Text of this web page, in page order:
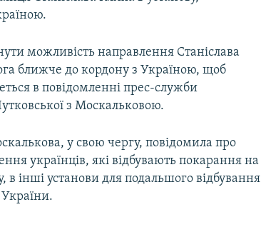
можливість направлення Станіслава
ближче до кордону з Україною, щоб
в повідомленні прес-служби
з Москальковою.
у свою чергу, повідомила про
українців, які відбувають покарання на
в інші установи для подальшого відбування